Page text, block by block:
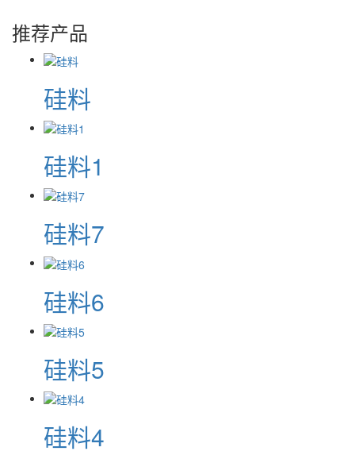
推荐产品
硅料
硅料1
硅料7
硅料6
硅料5
硅料4